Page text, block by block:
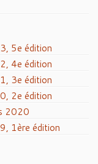
5e édition
4e édition
3e édition
2e édition
2020
1ère édition